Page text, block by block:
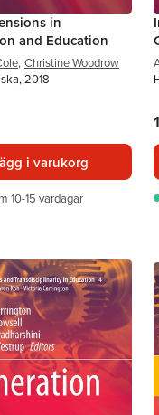
in
and Education
, Christine Woodrow
2018
i varukorg
10-15 vardagar